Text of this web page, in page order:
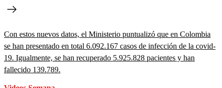
Con estos nuevos datos, el Ministerio puntualizó que en Colombia
se han presentado en total 6.092.167 casos de infección de la covid-
19. Igualmente, se han recuperado 5.925.828 pacientes y han
fallecido 139.789.